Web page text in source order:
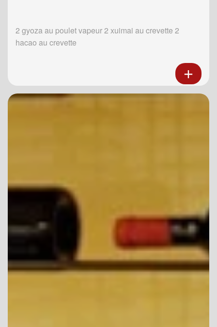
2 gyoza au poulet vapeur 2 xuimai au crevette 2
hacao au crevette